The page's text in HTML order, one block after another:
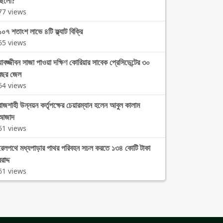
views
শতাংশ লাভে ৪টি ফ্ল্যাট বিক্রি
views
সাজা পাওয়া দক্ষিণ কোরিয়ার সাবেক প্রেসিডেন্টের ৩০
জেল
views
উন্নয়ন কর্তৃপক্ষের চেয়ারম্যান হলেন আবুল কালাম
views
মধ্যপাড়ার পাথর পরিবহন সচল করতে ১৩৪ কোটি টাকা
views